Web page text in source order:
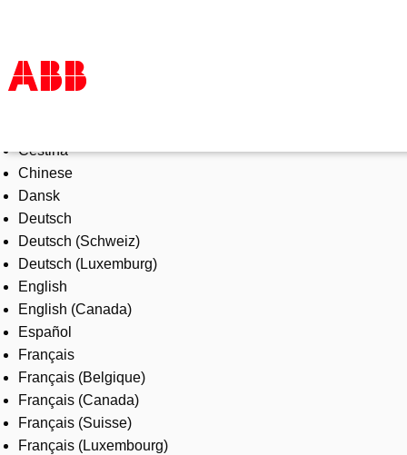
Products & Solutions
Industries
Services
About us
Where to buy
Contact us
Careers
Čeština
Chinese
Dansk
Deutsch
Deutsch (Schweiz)
Deutsch (Luxemburg)
English
English (Canada)
Español
Français
Français (Belgique)
Français (Canada)
Français (Suisse)
Français (Luxembourg)